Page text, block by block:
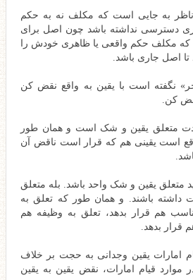
به جایی است که مکلف نه به حکم
دسترسی نداشته باشد چون اصل برای
که مکلف حکم واقعی یا ظاهری خودش را
تا اصل جاری باشد.
نگفته است با یقین به واقع نقض کن
کن.
متعلق یقین و شک است و همان طور
است یقینی هم که قرار است ناقض آن
متعلق یقین و شک واحد باشد. بله متعلق
داشته باشند. و همان طور که تعلق به
هم قرار بدهد، تعلق به وظیفه هم
قرار بدهد.
امارات یقین وجدانی به حجت بر خلاف
موارد قیام امارات، نقض یقین به یقین